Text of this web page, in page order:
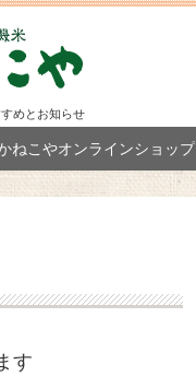
めとお知らせ
ねこやオンラインショップ
す